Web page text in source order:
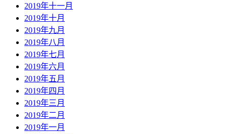
2019年十一月
2019年十月
2019年九月
2019年八月
2019年七月
2019年六月
2019年五月
2019年四月
2019年三月
2019年二月
2019年一月